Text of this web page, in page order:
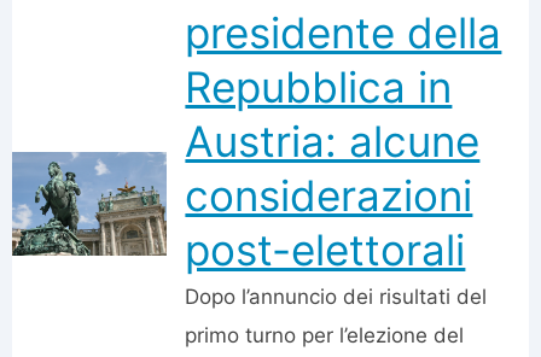
presidente della
Repubblica in
Austria: alcune
considerazioni
post-elettorali
Dopo l’annuncio dei risultati del
primo turno per l’elezione del